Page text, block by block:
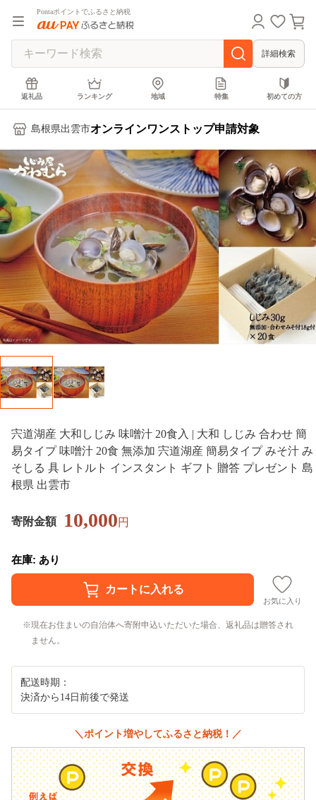
Pontaポイントでふるさと納税
詳細検索
返礼品 ランキング 地域 特集 初めての方
島根県出雲市オンラインワンストップ申請対象
宍道湖産 大和しじみ 味噌汁 20食入 | 大和 しじみ 合わせ 簡
易タイプ 味噌汁 20食 無添加 宍道湖産 簡易タイプ みそ汁 み
そしる 具 レトルト インスタント ギフト 贈答 プレゼント 島
根県 出雲市
寄附金額 10,000円
在庫: あり
お気に入り
現在お住まいの自治体へ寄附申込いただいた場合、返礼品は贈答され
ません。
配送時期：
決済から14日前後で発送
＼ポイント増やしてふるさと納税！／